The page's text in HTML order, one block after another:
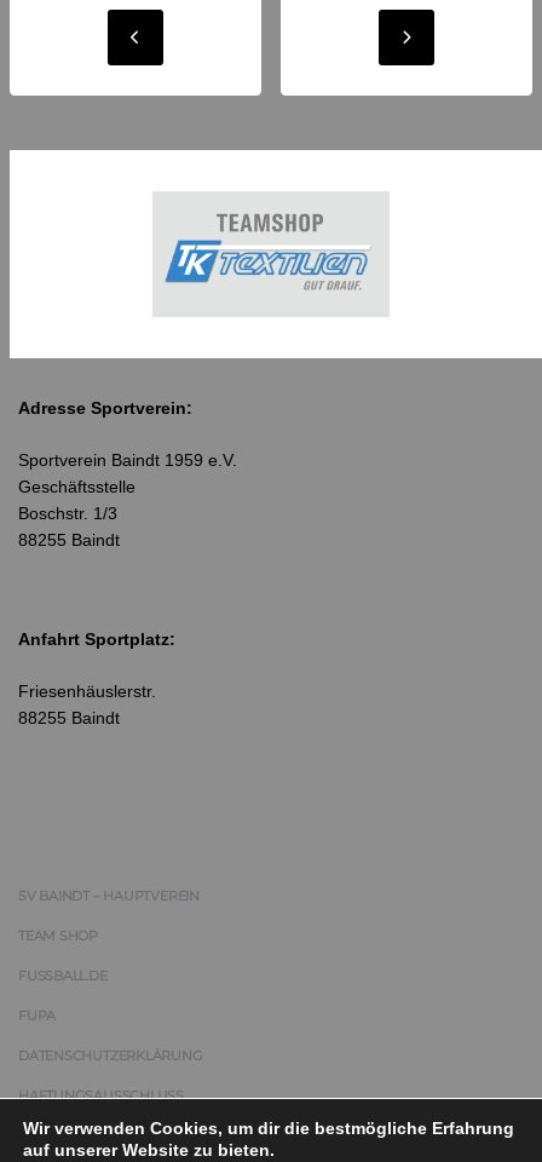
Adresse Sportverein:
Sportverein Baindt 1959 e.V.
Geschäftsstelle
Boschstr. 1/3
88255 Baindt
Anfahrt Sportplatz:
Friesenhäuslerstr.
88255 Baindt
SV BAINDT – HAUPTVEREIN
TEAM SHOP
FUSSBALL.DE
FUPA
DATENSCHUTZERKLÄRUNG
HAFTUNGSAUSSCHLUSS
IMPRESSUM
Wir verwenden Cookies, um dir die bestmögliche Erfahrung
auf unserer Website zu bieten.